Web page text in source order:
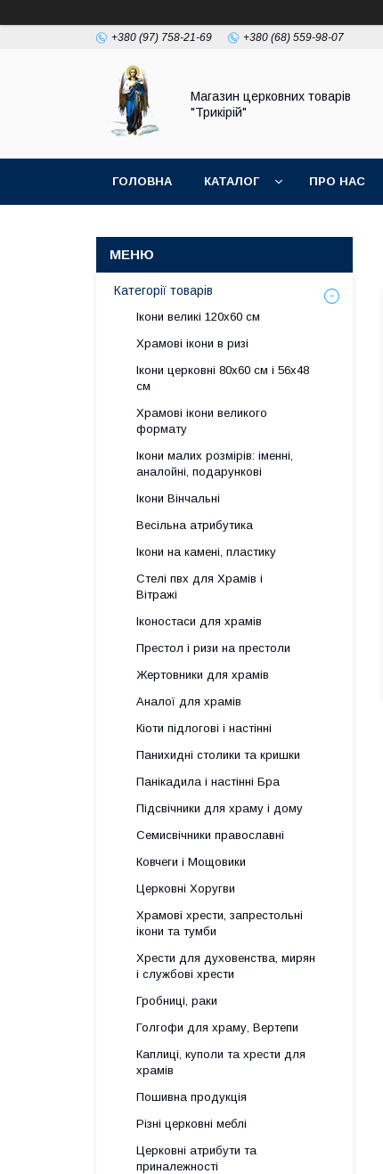
+380 (97) 758-21-69 +380 (68) 559-98-07
Магазин церковних товарів
"Трикірій"
ГОЛОВНА КАТАЛОГ ПРО НАС
Категорії товарів
Ікони великі 120х60 см
Храмові ікони в ризі
Ікони церковні 80х60 см і 56х48
см
Храмові ікони великого
формату
Ікони малих розмірів: іменні,
аналойні, подарункові
Ікони Вінчальні
Весільна атрибутика
Ікони на камені, пластику
Стелі пвх для Храмів і
Вітражі
Іконостаси для храмів
Престол і ризи на престоли
Жертовники для храмів
Аналої для храмів
Кіоти підлогові і настінні
Панихидні столики та кришки
Панікадила і настінні Бра
Підсвічники для храму і дому
Семисвічники православні
Ковчеги і Мощовики
Церковні Хоругви
Храмові хрести, запрестольні
ікони та тумби
Хрести для духовенства, мирян
і службові хрести
Гробниці, раки
Голгофи для храму, Вертепи
Каплиці, куполи та хрести для
храмів
Пошивна продукція
Різні церковні меблі
Церковні атрибути та
приналежності